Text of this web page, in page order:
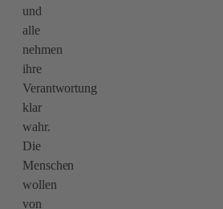
und
alle
nehmen
ihre
Verantwortung
klar
wahr.
Die
Menschen
wollen
von